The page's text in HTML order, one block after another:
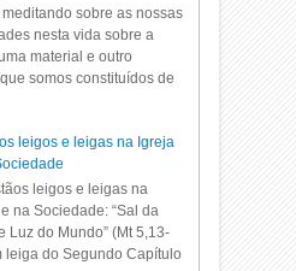
sobre as nossas
nesta vida sobre a
material e outro
somos constituídos de
leigos e leigas na Igreja
leigos e leigas na
na Sociedade: “Sal da
Luz do Mundo” (Mt 5,13-
leiga do Segundo Capítulo